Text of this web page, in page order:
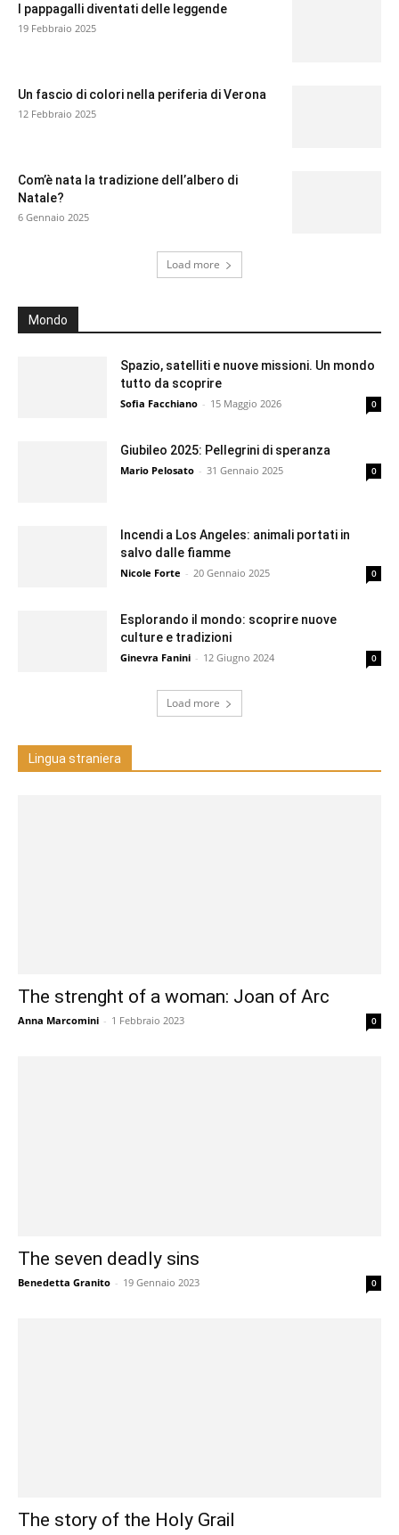
I pappagalli diventati delle leggende
19 Febbraio 2025
Un fascio di colori nella periferia di Verona
12 Febbraio 2025
Com’è nata la tradizione dell’albero di
Natale?
6 Gennaio 2025
Load more
Mondo
Spazio, satelliti e nuove missioni. Un mondo
tutto da scoprire
Sofia Facchiano - 15 Maggio 2026 0
Giubileo 2025: Pellegrini di speranza
Mario Pelosato - 31 Gennaio 2025 0
Incendi a Los Angeles: animali portati in
salvo dalle fiamme
Nicole Forte - 20 Gennaio 2025 0
Esplorando il mondo: scoprire nuove
culture e tradizioni
Ginevra Fanini - 12 Giugno 2024 0
Load more
Lingua straniera
The strenght of a woman: Joan of Arc
Anna Marcomini - 1 Febbraio 2023 0
The seven deadly sins
Benedetta Granito - 19 Gennaio 2023 0
The story of the Holy Grail